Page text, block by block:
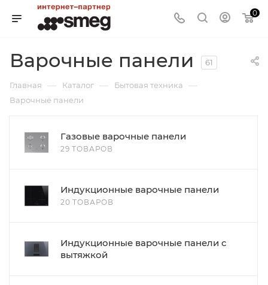
0
Варочные панели 61
Главная — Каталог — Бытовая техника —
Варочные панели
Газовые варочные панели
29 ТОВАРОВ
Индукционные варочные панели
20 ТОВАРОВ
Индукционные варочные панели с
вытяжкой